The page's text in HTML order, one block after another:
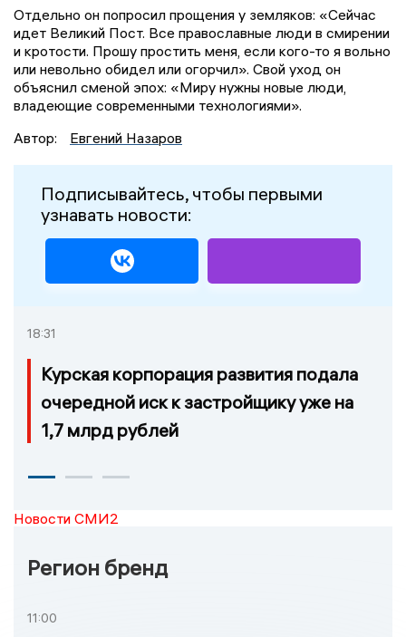
Отдельно он попросил прощения у земляков: «Сейчас
идет Великий Пост. Все православные люди в смирении
и кротости. Прошу простить меня, если кого-то я вольно
или невольно обидел или огорчил». Свой уход он
объяснил сменой эпох: «Миру нужны новые люди,
владеющие современными технологиями».
Автор:
Евгений Назаров
Подписывайтесь, чтобы первыми
узнавать новости:
18:31
Курская корпорация развития подала
очередной иск к застройщику уже на
1,7 млрд рублей
Новости СМИ2
Регион бренд
11:00